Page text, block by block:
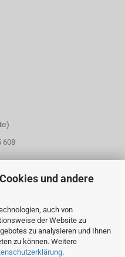
und andere
auch von
der Website zu
zu analysieren und Ihnen
zu können. Weitere
.
608